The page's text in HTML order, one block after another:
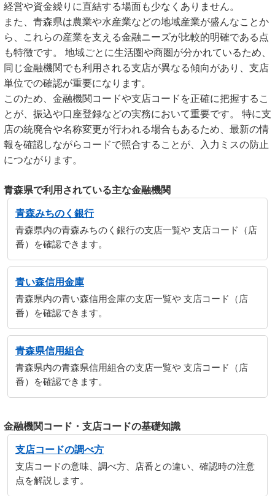
経営や資金繰りに直結する場面も少なくありません。
また、青森県は農業や水産業などの地域産業が盛んなことか
ら、これらの産業を支える金融ニーズが比較的明確である点
も特徴です。 地域ごとに生活圏や商圏が分かれているため、
同じ金融機関でも利用される支店が異なる傾向があり、支店
単位での確認が重要になります。
このため、金融機関コードや支店コードを正確に把握するこ
とが、振込や口座登録などの実務において重要です。 特に支
店の統廃合や名称変更が行われる場合もあるため、最新の情
報を確認しながらコードで照合することが、入力ミスの防止
につながります。
青森県で利用されている主な金融機関
青森みちのく銀行
青森県内の青森みちのく銀行の支店一覧や 支店コード（店
番）を確認できます。
青い森信用金庫
青森県内の青い森信用金庫の支店一覧や 支店コード（店
番）を確認できます。
青森県信用組合
青森県内の青森県信用組合の支店一覧や 支店コード（店
番）を確認できます。
金融機関コード・支店コードの基礎知識
支店コードの調べ方
支店コードの意味、調べ方、店番との違い、確認時の注意
点を解説します。